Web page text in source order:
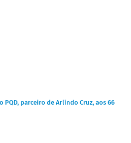
parceiro de Arlindo Cruz, aos 66